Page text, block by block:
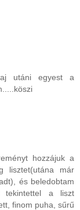
utáni egyest a
hozzájuk a
lisztet(utána már
és beledobtam
tekintettel a liszt
finom puha, sűrű